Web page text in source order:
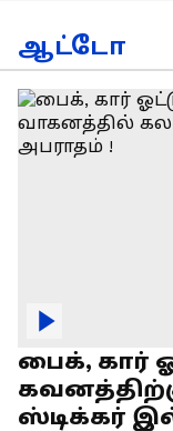
ஆட்டோ
பைக், கார்
ஸ்டிக்கர்